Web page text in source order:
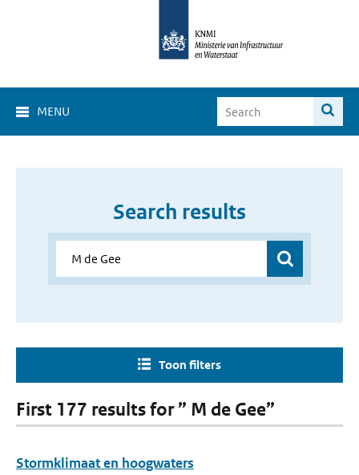
MENU
Search results
Toon filters
First 177 results for ” M de Gee”
Stormklimaat en hoogwaters